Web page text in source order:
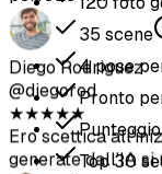
35 scene
4pose
Pronto
Top30